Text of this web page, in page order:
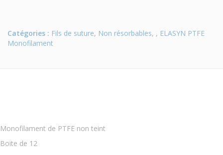
Catégories : Fils de suture, Non résorbables, , ELASYN PTFE
Monofilament
Monofilament de PTFE non teint
Boite de 12